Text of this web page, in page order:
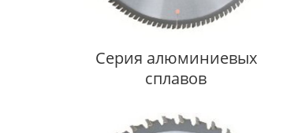
Серия алюминиевых
сплавов